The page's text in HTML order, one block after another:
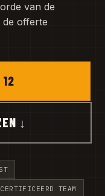
van de
de offerte
↓
TEAM